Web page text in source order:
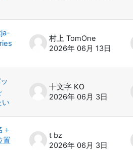
村上 TomOne
2026年 06月 13日
十文字 KO
2026年 06月 3日
＋
置
t bz
2026年 06月 3日